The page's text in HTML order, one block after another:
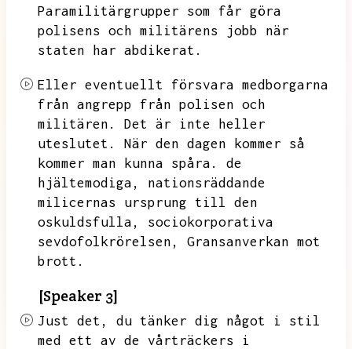
Paramilitärgrupper som får göra
polisens och militärens jobb när
staten har abdikerat.
Eller eventuellt försvara medborgarna
från angrepp från polisen och
militären.
Det är inte heller
uteslutet.
När den dagen kommer så
kommer man kunna spåra.
de
hjältemodiga,
nationsräddande
milicernas ursprung till den
oskuldsfulla,
sociokorporativa
sevdofolkrörelsen,
Gransanverkan mot
brott.
[Speaker 3]
Just det,
du tänker dig något i stil
med ett av de vårträckers i